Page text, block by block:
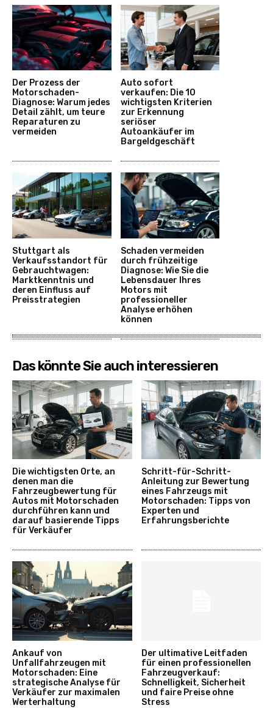
Der Prozess der
Motorschaden-
Diagnose: Warum jedes
Detail zählt, um teure
Reparaturen zu
vermeiden
Auto sofort
verkaufen: Die 10
wichtigsten Kriterien
zur Erkennung
seriöser
Autoankäufer im
Bargeldgeschäft
Stuttgart als
Verkaufsstandort für
Gebrauchtwagen:
Marktkenntnis und
deren Einfluss auf
Preisstrategien
Schaden vermeiden
durch frühzeitige
Diagnose: Wie Sie die
Lebensdauer Ihres
Motors mit
professioneller
Analyse erhöhen
können
Das könnte Sie auch interessieren
Die wichtigsten Orte, an
denen man die
Fahrzeugbewertung für
Autos mit Motorschaden
durchführen kann und
darauf basierende Tipps
für Verkäufer
Schritt-für-Schritt-
Anleitung zur Bewertung
eines Fahrzeugs mit
Motorschaden: Tipps von
Experten und
Erfahrungsberichte
Ankauf von
Unfallfahrzeugen mit
Motorschaden: Eine
strategische Analyse für
Verkäufer zur maximalen
Werterhaltung
Der ultimative Leitfaden
für einen professionellen
Fahrzeugverkauf:
Schnelligkeit, Sicherheit
und faire Preise ohne
Stress